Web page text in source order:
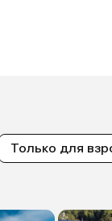
Только для